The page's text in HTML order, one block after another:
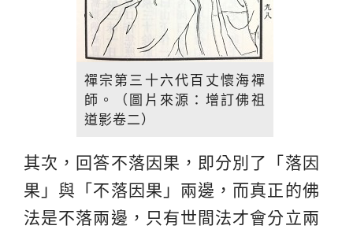
禪宗第三十六代百丈懷海禪
師。（圖片來源：增訂佛祖
道影卷二）
其次，回答不落因果，即分別了「落因
果」與「不落因果」兩邊，而真正的佛
法是不落兩邊，只有世間法才會分立兩